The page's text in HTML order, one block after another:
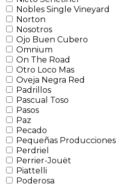
Nobles Single Vineyard
Norton
Nosotros
Ojo Buen Cubero
Omnium
On The Road
Otro Loco Mas
Oveja Negra Red
Padrillos
Pascual Toso
Pasos
Paz
Pecado
Pequeñas Producciones
Perdriel
Perrier-Jouët
Piattelli
Poderosa